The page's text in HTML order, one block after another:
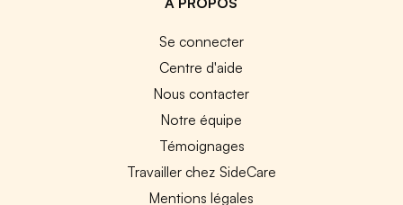
Se connecter
Centre d'aide
Nous contacter
Notre équipe
Témoignages
Travailler chez SideCare
Mentions légales